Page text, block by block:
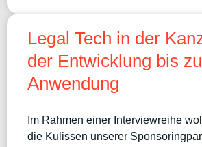
Legal Tech in der
der Entwicklung bis
Anwendung
Im Rahmen einer Interviewreihe
die Kulissen unserer